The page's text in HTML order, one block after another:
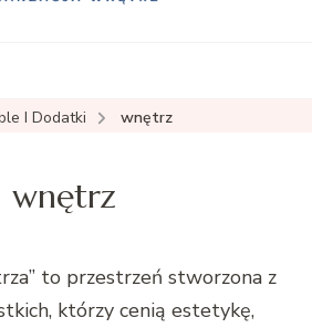
I Dodatki wnętrz
wnętrz
to przestrzeń stworzona z
którzy cenią estetykę,